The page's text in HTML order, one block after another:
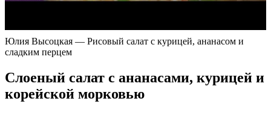
Юлия Высоцкая — Рисовый салат с курицей, ананасом и
сладким перцем
Слоеный салат с ананасами, курицей и
корейской морковью